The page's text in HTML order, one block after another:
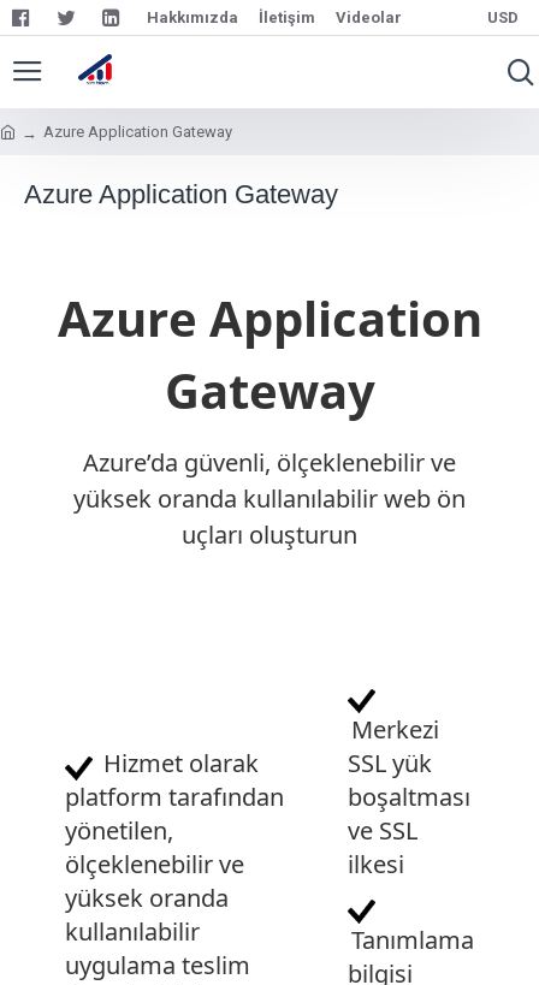
Hakkımızda İletişim Videolar USD
Azure Application Gateway
Azure Application Gateway
Azure Application
Gateway
Azure’da güvenli, ölçeklenebilir ve
yüksek oranda kullanılabilir web ön
uçları oluşturun
Hizmet olarak
platform tarafından
yönetilen,
ölçeklenebilir ve
yüksek oranda
kullanılabilir
uygulama teslim
Merkezi
SSL yük
boşaltması
ve SSL
ilkesi
Tanımlama
bilgisi